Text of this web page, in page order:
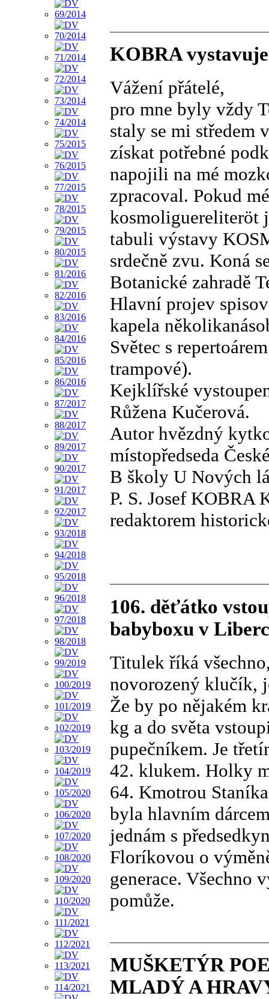
KOBRA
Vážení přátelé,
pro mne byly vždy
staly se mi středem
získat potřebné
napojili na mé
zpracoval. Pokud
kosmoliguereliteröt
tabuli výstavy
srdečně zvu. Koná
Botanické zahradě
Hlavní projev
kapela
Světec s
trampové).
Kejklířské
Růžena Kučerová.
Autor hvězdný
místopředseda
B školy U Nových
P. S. Josef KOBRA
redaktorem
106. děťátko
babyboxu v
Titulek říká
novorozený klučík,
Že by po nějakém
kg a do světa
pupečníkem. Je
42. klukem. Holky
64. Kmotrou
byla hlavním
jednám s
Floríkovou o
generace. Všechno
pomůže.
MUŠKETÝR
MLADÝ A